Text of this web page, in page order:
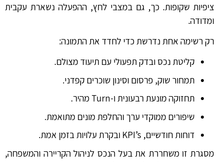
ציפיות שקופות. כך, גם במצבי לחץ, ההפעלה נשארת עקבית
ומדודה.
רק רשימה אחת נדרשת כדי לחדד את התמונה:
קליטת נכס ובדק תפעולי עם תיעוד מצולם.
תמחור שוק, פרסום וסינון שוכרים קפדני.
תחזוקה מונעת רבעונית ו-Turn מהיר.
שיפורים ממוקדי ערך והחלפת מונים מתואמת.
דוחות חודשיים, KPI’s ובקרת עלויות בזמן אמת.
מסגרת זו משחררת את בעל הנכס לניהול הקריירה והמשפחה,